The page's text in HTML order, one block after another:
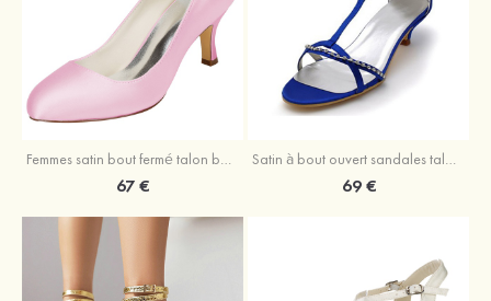
Femmes satin bout fermé talon bottier grâce mariage chaussures
67 €
Satin à bout ouvert sandales talon kitten mariage chaussures
69 €